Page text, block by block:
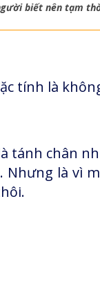
biết nên tạm
tính là
tánh chân
Nhưng là vì